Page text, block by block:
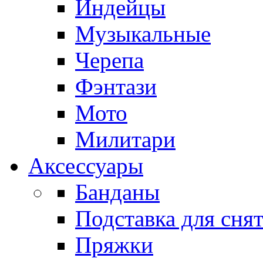
Индейцы
Музыкальные
Черепа
Фэнтази
Мото
Милитари
Аксессуары
Банданы
Подставка для
Пряжки